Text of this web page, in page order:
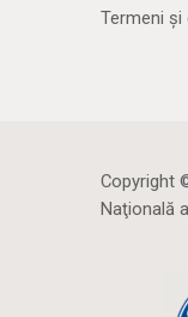
Termeni și
Copyright
Naţională